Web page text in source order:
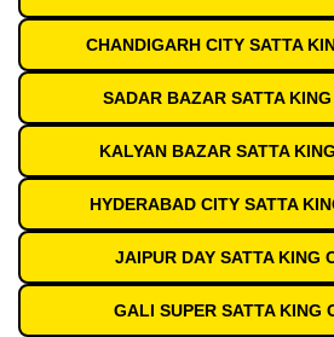
CHANDIGARH CITY SATTA
SADAR BAZAR SATTA
KALYAN BAZAR SATTA
HYDERABAD CITY SATTA
JAIPUR DAY SATTA KING
GALI SUPER SATTA KING